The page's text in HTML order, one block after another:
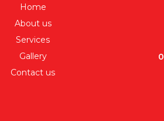
Home
About us
Services
Gallery
Contact us